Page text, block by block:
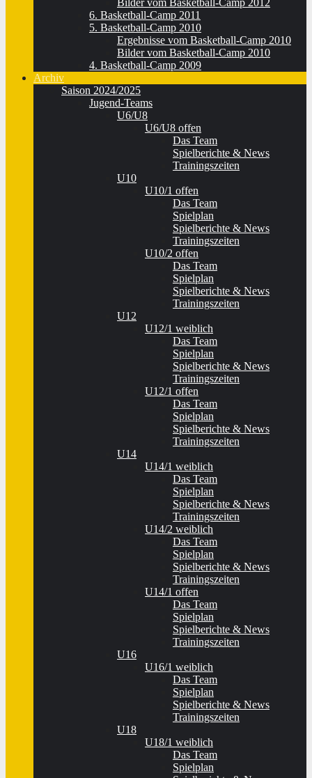
Bilder vom Basketball-Camp 2012
6. Basketball-Camp 2011
5. Basketball-Camp 2010
Ergebnisse vom Basketball-Camp 2010
Bilder vom Basketball-Camp 2010
4. Basketball-Camp 2009
Archiv
Saison 2024/2025
Jugend-Teams
U6/U8
U6/U8 offen
Das Team
Spielberichte & News
Trainingszeiten
U10
U10/1 offen
Das Team
Spielplan
Spielberichte & News
Trainingszeiten
U10/2 offen
Das Team
Spielplan
Spielberichte & News
Trainingszeiten
U12
U12/1 weiblich
Das Team
Spielplan
Spielberichte & News
Trainingszeiten
U12/1 offen
Das Team
Spielplan
Spielberichte & News
Trainingszeiten
U14
U14/1 weiblich
Das Team
Spielplan
Spielberichte & News
Trainingszeiten
U14/2 weiblich
Das Team
Spielplan
Spielberichte & News
Trainingszeiten
U14/1 offen
Das Team
Spielplan
Spielberichte & News
Trainingszeiten
U16
U16/1 weiblich
Das Team
Spielplan
Spielberichte & News
Trainingszeiten
U18
U18/1 weiblich
Das Team
Spielplan